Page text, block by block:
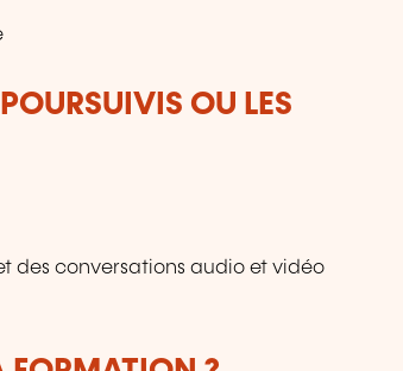
OU LES
des conversations audio et vidéo